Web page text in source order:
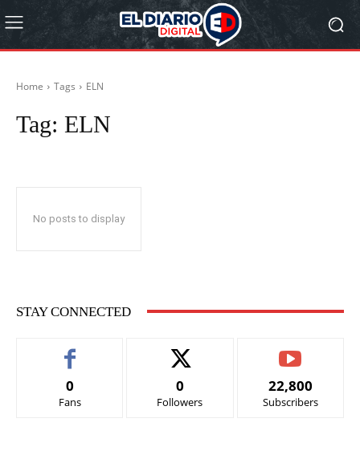
Home Tags ELN
Tag: ELN
No posts to display
STAY CONNECTED
0
Fans
0
Followers
22,800
Subscribers